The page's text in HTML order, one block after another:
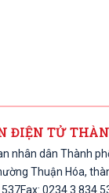
ĐIỆN TỬ
nhân dân Thành
Thuận Hóa,
Fax: 0234 3 834